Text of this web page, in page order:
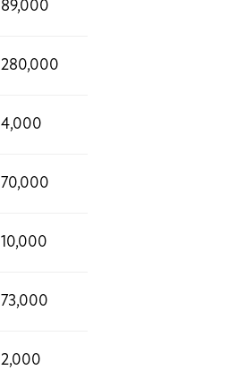
89,000
280,000
4,000
70,000
10,000
73,000
2,000